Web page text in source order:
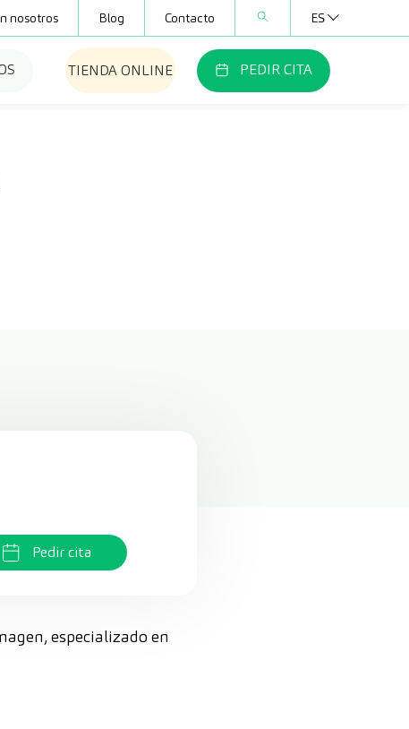
nosotros Blog Contacto ES
TIENDA ONLINE PEDIR CITA
Pedir cita
especializado en